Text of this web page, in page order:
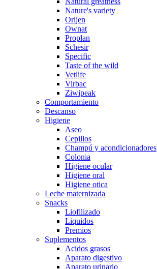
Nature's variety
Orijen
Ownat
Proplan
Schesir
Specific
Taste of the wild
Vetlife
Virbac
Ziwipeak
Comportamiento
Descanso
Higiene
Aseo
Cepillos
Champú y acondicionadores
Colonia
Higiene ocular
Higiene oral
Higiene otica
Leche maternizada
Snacks
Liofilizado
Liquidos
Premios
Suplementos
Acidos grasos
Aparato digestivo
Aparato urinario